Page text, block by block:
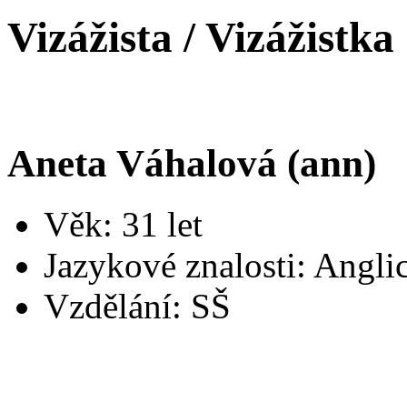
Vizážista / Vizážistka
Aneta Váhalová (ann)
Věk: 31 let
Jazykové znalosti:
Vzdělání: SŠ